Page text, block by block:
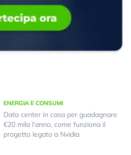
ENERGIA E CONSUMI
Data center in casa per guadagnare
€20 mila l’anno, come funziona il
progetto legato a Nvidia